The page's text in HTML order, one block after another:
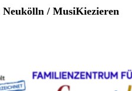
/ MusiKiezieren